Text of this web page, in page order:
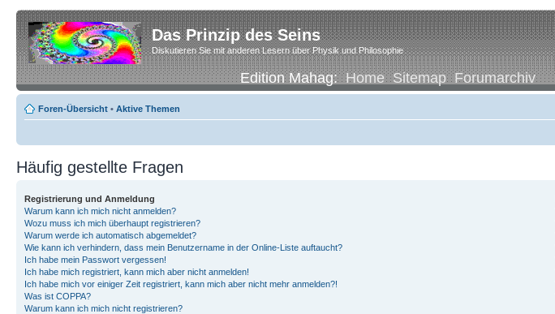
Das Prinzip des Seins
Diskutieren Sie mit anderen Lesern über Physik und Philosophie
Edition Mahag:Home Sitemap Forumarchiv
Foren-Übersicht • Aktive Themen
Häufig gestellte Fragen
Registrierung und Anmeldung
Warum kann ich mich nicht anmelden?
Wozu muss ich mich überhaupt registrieren?
Warum werde ich automatisch abgemeldet?
Wie kann ich verhindern, dass mein Benutzername in der Online-Liste auftaucht?
Ich habe mein Passwort vergessen!
Ich habe mich registriert, kann mich aber nicht anmelden!
Ich habe mich vor einiger Zeit registriert, kann mich aber nicht mehr anmelden?!
Was ist COPPA?
Warum kann ich mich nicht registrieren?